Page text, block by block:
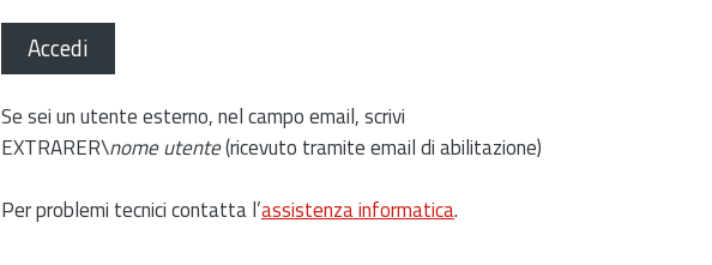
Accedi
Se sei un utente esterno, nel campo email, scrivi
EXTRARER\nome utente(ricevuto tramite email di abilitazione)
Per problemi tecnici contatta l’assistenza informatica.